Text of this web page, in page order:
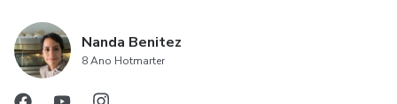
Nanda Benitez
8 Ano Hotmarter